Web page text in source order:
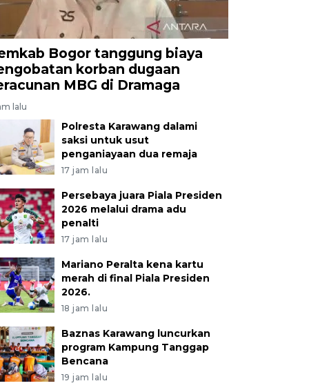
Bogor tanggung biaya
korban dugaan
MBG di Dramaga
lalu
Polresta Karawang dalami
saksi untuk usut
penganiayaan dua remaja
17 jam lalu
Persebaya juara Piala Presiden
2026 melalui drama adu
penalti
17 jam lalu
Mariano Peralta kena kartu
merah di final Piala Presiden
2026.
18 jam lalu
Baznas Karawang luncurkan
program Kampung Tanggap
Bencana
19 jam lalu